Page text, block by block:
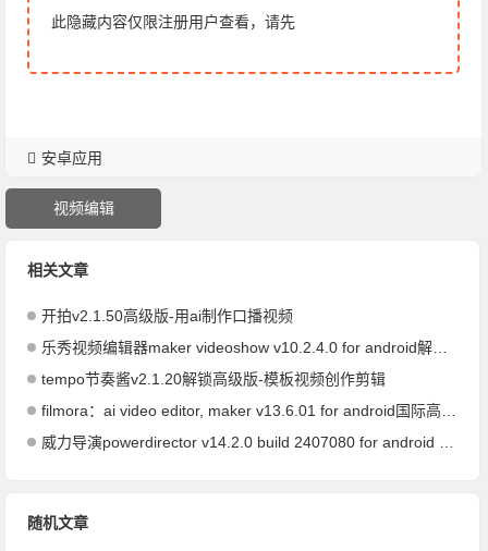
此隐藏内容仅限注册用户查看，请先
安卓应用
视频编辑
相关文章
开拍v2.1.50高级版-用ai制作口播视频
乐秀视频编辑器maker videoshow v10.2.4.0 for android解锁vip版
tempo节奏酱v2.1.20解锁高级版-模板视频创作剪辑
filmora：ai video editor, maker v13.6.01 for android国际高级版
威力导演powerdirector v14.2.0 build 2407080 for android 解锁高级版
随机文章